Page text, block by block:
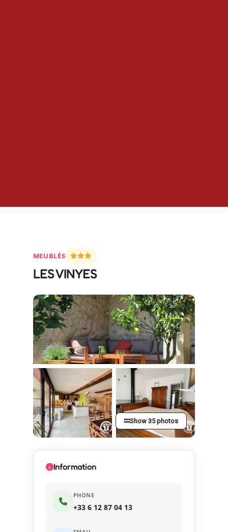
MEUBLÉS
LES VINYES
Show 35 photos
Information
PHONE
+33 6 12 87 04 13